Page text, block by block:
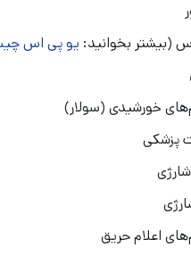
(بیشتر بخوانید: یو پی اس
خورشیدی (سولار)
پزشکی
اعلام حریق